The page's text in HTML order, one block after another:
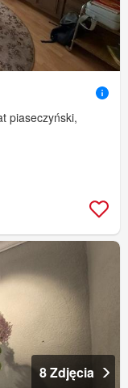
piaseczyński,
8 Zdjęcia